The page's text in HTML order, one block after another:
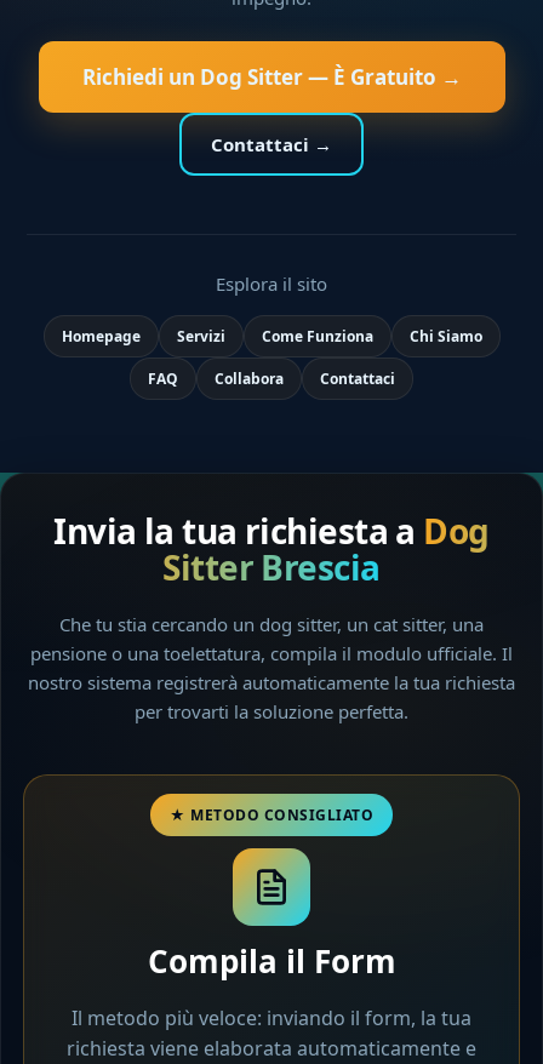
Richiedi un Dog Sitter — È Gratuito →
Contattaci →
Esplora il sito
Homepage Servizi Come Funziona Chi Siamo
FAQ Collabora Contattaci
Invia la tua richiesta a Dog
Sitter Brescia
Che tu stia cercando un dog sitter, un cat sitter, una
pensione o una toelettatura, compila il modulo ufficiale. Il
nostro sistema registrerà automaticamente la tua richiesta
per trovarti la soluzione perfetta.
Compila il Form
Il metodo più veloce: inviando il form, la tua
richiesta viene elaborata automaticamente e